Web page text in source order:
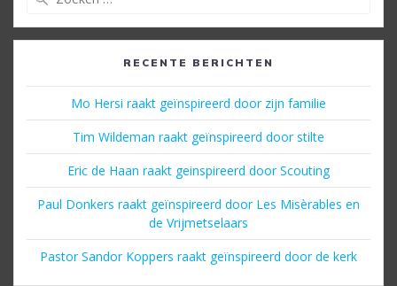
RECENTE BERICHTEN
Mo Hersi raakt geïnspireerd door zijn familie
Tim Wildeman raakt geïnspireerd door stilte
Eric de Haan raakt geinspireerd door Scouting
Paul Donkers raakt geïnspireerd door Les Misèrables en
de Vrijmetselaars
Pastor Sandor Koppers raakt geïnspireerd door de kerk